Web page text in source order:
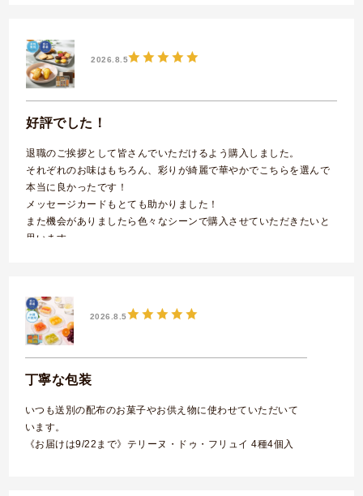
2026.8.5
好評でした！
退職のご挨拶として皆さんでいただけるよう購入しました。
それぞれのお味はもちろん、彩りが綺麗で華やかでこちらを選んで
本当に良かったです！
メッセージカードもとても助かりました！
また機会がありましたら色々なシーンで購入させていただきたいと
思います。
2026.8.5
丁寧な包装
いつも送別の配布のお菓子やお供え物に使わせていただいて
います。
《お届けは9/22まで》テリーヌ・ドゥ・フリュイ 4種4個入